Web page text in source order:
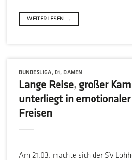
WEITERLESEN →
BUNDESLIGA, D1 , DAMEN
Lange Reise, großer
unterliegt in emotionaler
Freisen
Am 21.03. machte sich der SV